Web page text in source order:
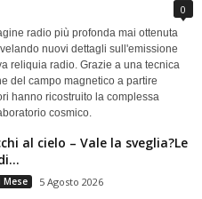
0
radio più profonda mai ottenuta
nuovi dettagli sull'emissione
reliquia radio. Grazie a una tecnica
del campo magnetico a partire
hanno ricostruito la complessa
cosmico.
al cielo – Vale la sveglia?Le
5 Agosto 2026